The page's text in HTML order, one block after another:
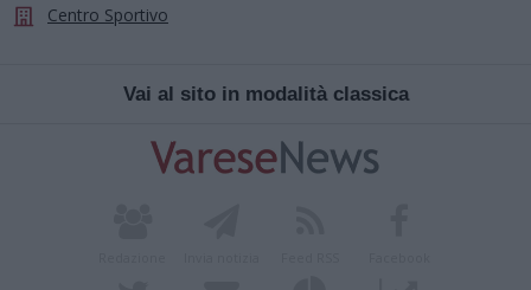
Centro Sportivo
Vai al sito in modalità classica